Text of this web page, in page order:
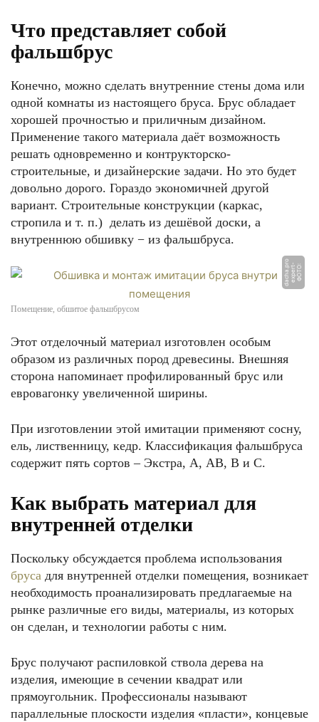
Что представляет собой
фальшбрус
Конечно, можно сделать внутренние стены дома или
одной комнаты из настоящего бруса. Брус обладает
хорошей прочностью и приличным дизайном.
Применение такого материала даёт возможность
решать одновременно и контрукторско-
строительные, и дизайнерские задачи. Но это будет
довольно дорого. Гораздо экономичней другой
вариант. Строительные конструкции (каркас,
стропила и т. п.) делать из дешёвой доски, а
внутреннюю обшивку − из фальшбруса.
Ф
О
Т
О:
e
x
p
e
r
t
-
d
a
c
h
a.
p
r
o
Помещение, обшитое фальшбрусом
Этот отделочный материал изготовлен особым
образом из различных пород древесины. Внешняя
сторона напоминает профилированный брус или
евровагонку увеличенной ширины.
При изготовлении этой имитации применяют сосну,
ель, лиственницу, кедр. Классификация фальшбруса
содержит пять сортов – Экстра, А, АВ, В и С.
Как выбрать материал для
внутренней отделки
Поскольку обсуждается проблема использования
бруса для внутренней отделки помещения, возникает
необходимость проанализировать предлагаемые на
рынке различные его виды, материалы, из которых
он сделан, и технологии работы с ним.
Брус получают распиловкой ствола дерева на
изделия, имеющие в сечении квадрат или
прямоугольник. Профессионалы называют
параллельные плоскости изделия «пласти», концевые